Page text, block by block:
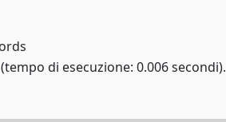
di esecuzione: 0.006 secondi).